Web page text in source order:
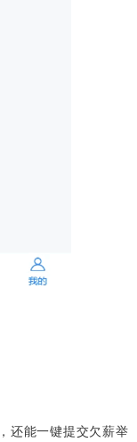
还能一键提交欠薪举